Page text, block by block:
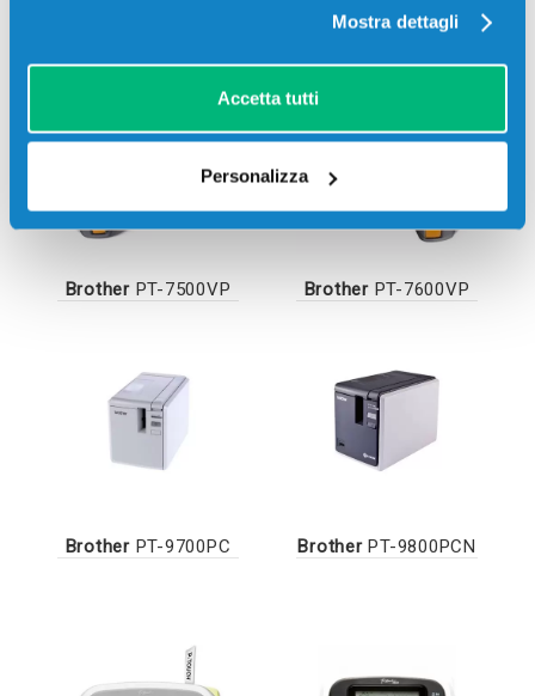
Mostra dettagli
Accetta tutti
Personalizza
BrotherPT-7100VP
BrotherPT-7500VP BrotherPT-7600VP
BrotherPT-9700PC BrotherPT-9800PCN